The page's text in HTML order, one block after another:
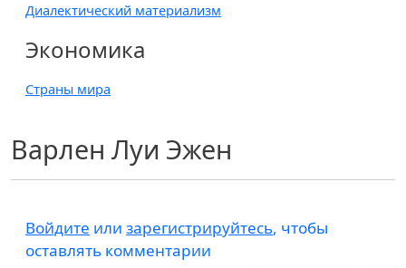
Варлен Луи Эжен
Войдите или зарегистрируйтесь, чтобы
оставлять комментарии
Диалектический материализм
Экономика
Страны мира